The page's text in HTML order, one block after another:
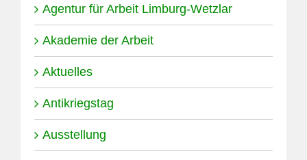
Agentur für Arbeit Limburg-Wetzlar
Akademie der Arbeit
Aktuelles
Antikriegstag
Ausstellung